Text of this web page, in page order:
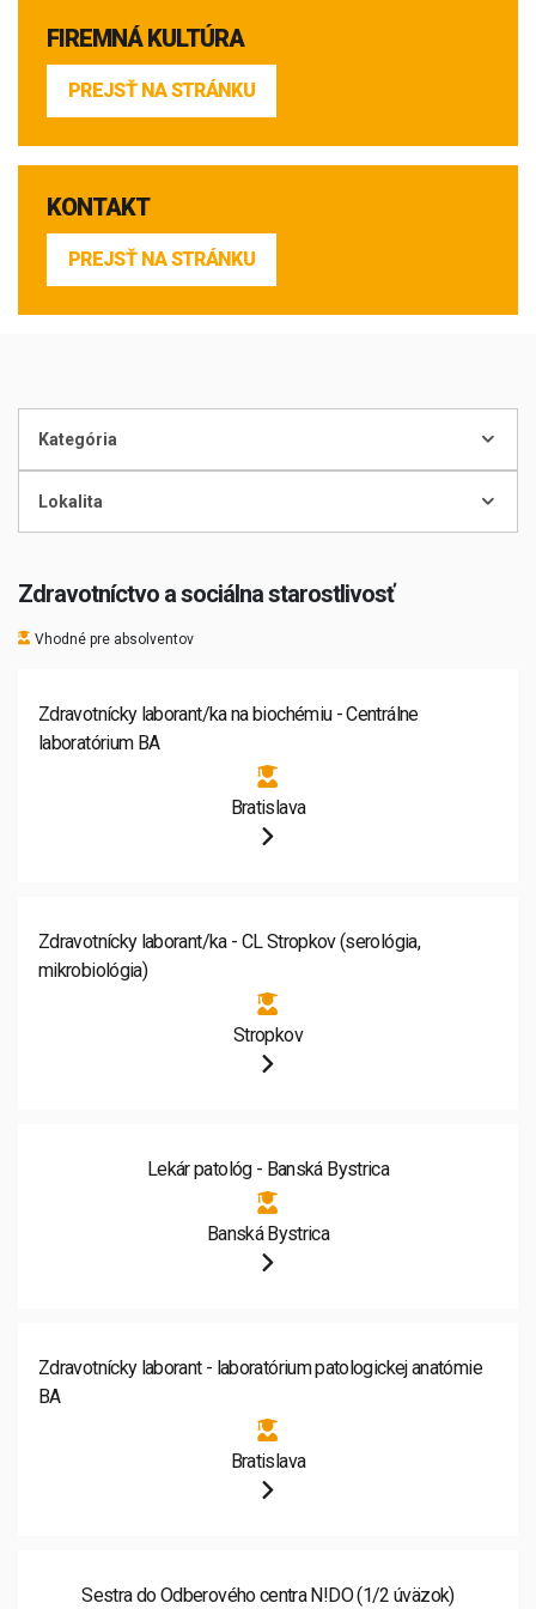
FIREMNÁ KULTÚRA
PREJSŤ NA STRÁNKU
KONTAKT
PREJSŤ NA STRÁNKU
Kategória
Lokalita
Zdravotníctvo a sociálna starostlivosť
Vhodné pre absolventov
Zdravotnícky laborant/ka na biochémiu - Centrálne
laboratórium BA
Bratislava
Zdravotnícky laborant/ka - CL Stropkov (serológia,
mikrobiológia)
Stropkov
Lekár patológ - Banská Bystrica
Banská Bystrica
Zdravotnícky laborant - laboratórium patologickej anatómie
BA
Bratislava
Sestra do Odberového centra N!DO (1/2 úväzok)